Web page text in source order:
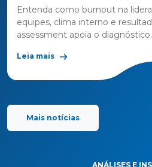
Entenda como burnout na
equipes, clima interno e
assessment apoia o diagnóstico.
Leia mais
Mais notícias
ANÁLISES E